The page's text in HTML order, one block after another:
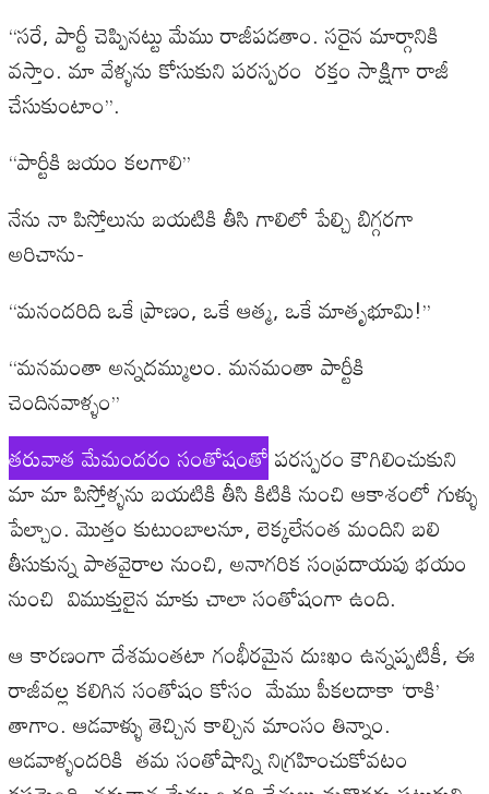
‘‘సరే, పార్టీ చెప్పినట్టు మేము రాజీపడతాం. సరైన మార్గానికి
వస్తాం. మా వేళ్ళను కోసుకుని పరస్పరం రక్తం సాక్షిగా రాజీ
చేసుకుంటాం’’.
‘‘పార్టీకి జయం కలగాలి’’
నేను నా పిస్తోలును బయటికి తీసి గాలిలో పేల్చి బిగ్గరగా
అరిచాను-
‘‘మనందరిది ఒకే ప్రాణం, ఒకే ఆత్మ, ఒకే మాతృభూమి!’’
‘‘మనమంతా అన్నదమ్ములం. మనమంతా పార్టీకి
చెందినవాళ్ళం’’
తరువాత మేమందరం సంతోషంతోపరస్పరం కౌగిలించుకుని
మా మా పిస్తోళ్ళను బయటికి తీసి కిటికి నుంచి ఆకాశంలో గుళ్ళు
పేల్చాం. మొత్తం కుటుంబాలనూ, లెక్కలేనంత మందిని బలి
తీసుకున్న పాతవైరాల నుంచి, అనాగరిక సంప్రదాయపు భయం
నుంచి విముక్తులైన మాకు చాలా సంతోషంగా ఉంది.
ఆ కారణంగా దేశమంతటా గంభీరమైన దుఃఖం ఉన్నప్పటికీ, ఈ
రాజీవల్ల కలిగిన సంతోషం కోసం మేము పీకలదాకా ‘రాకి’
తాగాం. ఆడవాళ్ళు తెచ్చిన కాల్చిన మాంసం తిన్నాం.
ఆడవాళ్ళందరికి తమ సంతోషాన్ని నిగ్రహించుకోవటం